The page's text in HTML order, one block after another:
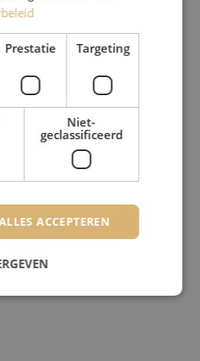
Prestatie Targeting
Niet-
geclassificeerd
ACCEPTEREN